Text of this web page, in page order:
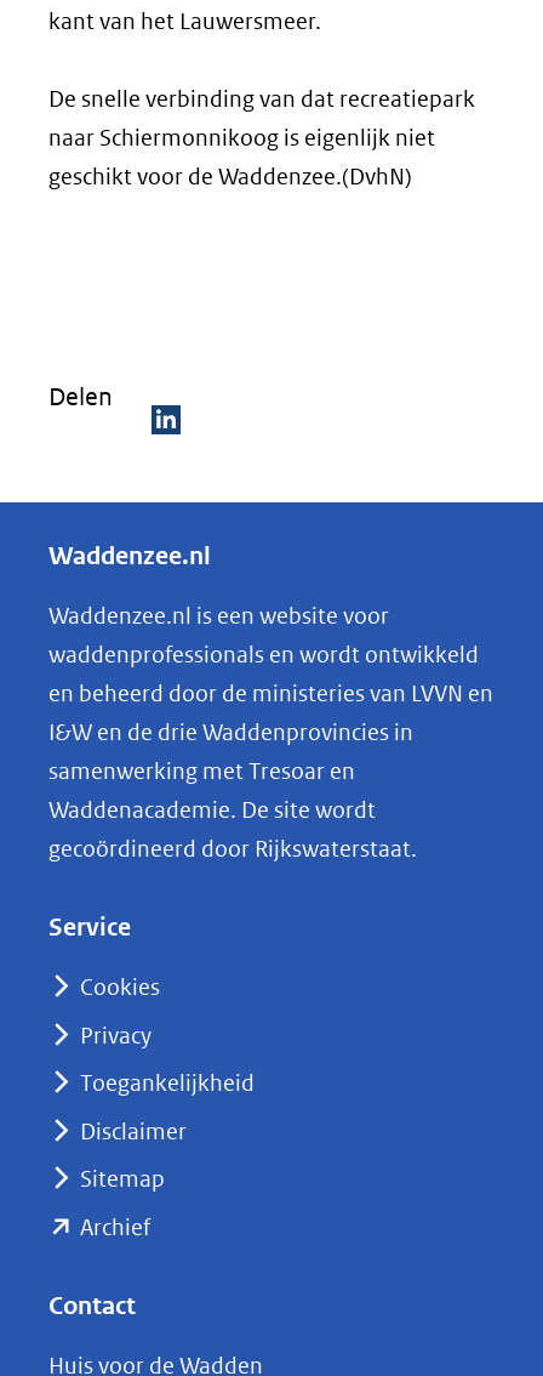
kant van het Lauwersmeer.
De snelle verbinding van dat recreatiepark
naar Schiermonnikoog is eigenlijk niet
geschikt voor de Waddenzee.(DvhN)
Delen
e
e
n
o
p
k
e
nieuw
naar
Waddenzee.nl
Waddenzee.nl is een website voor
waddenprofessionals en wordt ontwikkeld
en beheerd door de ministeries van LVVN en
I&W en de drie Waddenprovincies in
samenwerking met Tresoar en
Waddenacademie. De site wordt
gecoördineerd door Rijkswaterstaat.
Service
Cookies
Privacy
Toegankelijkheid
Disclaimer
Sitemap
Archief(opent
Contact
Huis voor de Wadden